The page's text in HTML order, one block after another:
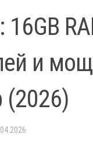
и
(2026)